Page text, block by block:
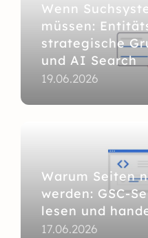
Wenn
müssen:
strategische
und AI Search
19.06.2026
Warum Seiten
werden: GSC-
lesen und
17.06.2026